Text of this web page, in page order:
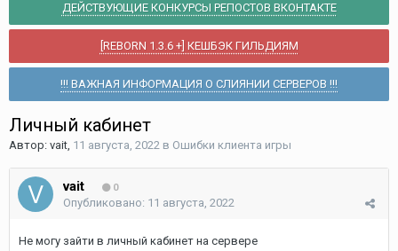
ДЕЙСТВУЮЩИЕ КОНКУРСЫ РЕПОСТОВ ВКОНТАКТЕ
[REBORN 1.3.6 +] КЕШБЭК ГИЛЬДИЯМ
!!! ВАЖНАЯ ИНФОРМАЦИЯ О СЛИЯНИИ СЕРВЕРОВ !!!
Личный кабинет
Автор: vait, 11 августа, 2022 в Ошибки клиента игры
vait 0
Опубликовано: 11 августа, 2022
Не могу зайти в личный кабинет на сервере